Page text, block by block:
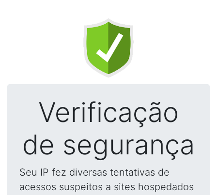
Verificação
de segurança
Seu IP fez diversas tentativas de
acessos suspeitos a sites hospedados